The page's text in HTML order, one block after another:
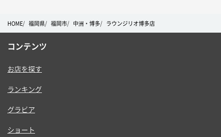
HOME 福岡県 福岡市 中洲・博多 ラウンジリオ博多店
コンテンツ
お店を探す
ランキング
グラビア
ショート